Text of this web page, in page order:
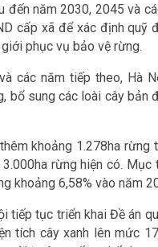
đến năm 2030, 2045 và
cấp xã để xác định
phục vụ bảo vệ rừng.
các năm tiếp theo, Hà
bổ sung các loài cây
khoảng 1.278ha
rừng hiện có.
khoảng 6,58% vào năm
tiếp tục triển khai Đề án
tích cây xanh lên mức